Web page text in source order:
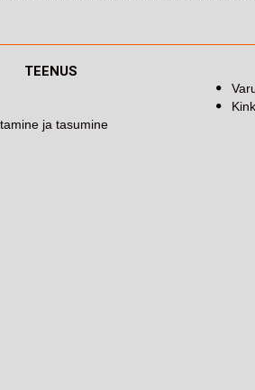
TEENUS
ja tasumine